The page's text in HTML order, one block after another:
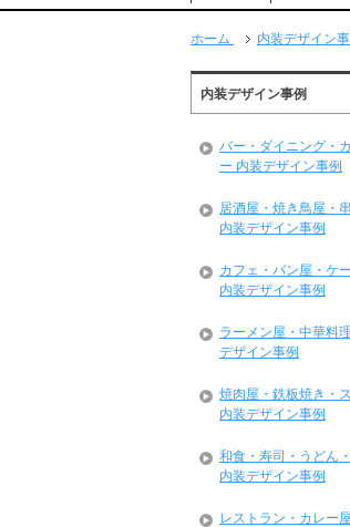
ホーム 内装デザイン
内装デザイン事例
バー・ダイニング・
ー 内装デザイン事例
居酒屋・焼き鳥屋・
内装デザイン事例
カフェ・パン屋・ケ
内装デザイン事例
ラーメン屋・中華料
デザイン事例
焼肉屋・鉄板焼き・
内装デザイン事例
和食・寿司・うどん
内装デザイン事例
レストラン・カレー